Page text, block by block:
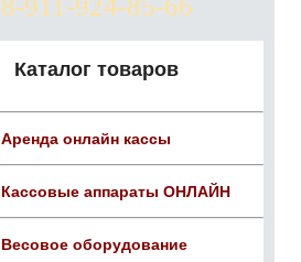
8-911-924-85-66
Каталог товаров
Аренда онлайн кассы
Кассовые аппараты ОНЛАЙН
Весовое оборудование